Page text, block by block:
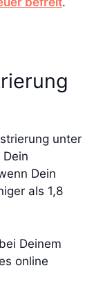
unter
Dein
als 1,8
Deinem
online